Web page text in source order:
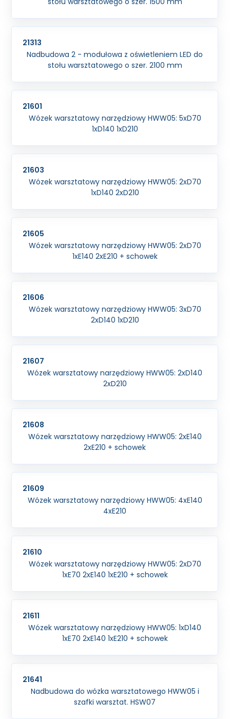
21313
Nadbudowa 2 - modułowa z oświetleniem LED do
stołu warsztatowego o szer. 2100 mm
21601
Wózek warsztatowy narzędziowy HWW05: 5xD70
1xD140 1xD210
21603
Wózek warsztatowy narzędziowy HWW05: 2xD70
1xD140 2xD210
21605
Wózek warsztatowy narzędziowy HWW05: 2xD70
1xE140 2xE210 + schowek
21606
Wózek warsztatowy narzędziowy HWW05: 3xD70
2xD140 1xD210
21607
Wózek warsztatowy narzędziowy HWW05: 2xD140
2xD210
21608
Wózek warsztatowy narzędziowy HWW05: 2xE140
2xE210 + schowek
21609
Wózek warsztatowy narzędziowy HWW05: 4xE140
4xE210
21610
Wózek warsztatowy narzędziowy HWW05: 2xD70
1xE70 2xE140 1xE210 + schowek
21611
Wózek warsztatowy narzędziowy HWW05: 1xD140
1xE70 2xE140 1xE210 + schowek
21641
Nadbudowa do wózka warsztatowego HWW05 i
szafki warsztat. HSW07